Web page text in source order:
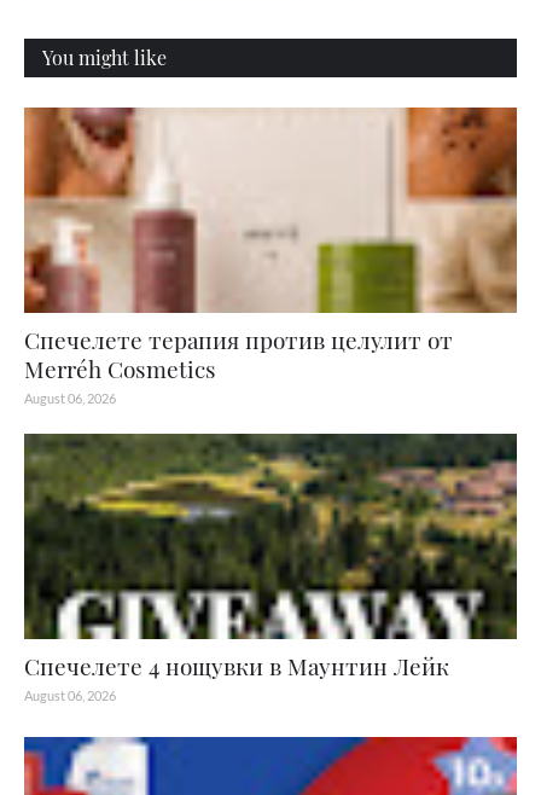
You might like
Спечелете терапия против целулит от
Merréh Cosmetics
August 06, 2026
Спечелете 4 нощувки в Маунтин Лейк
August 06, 2026